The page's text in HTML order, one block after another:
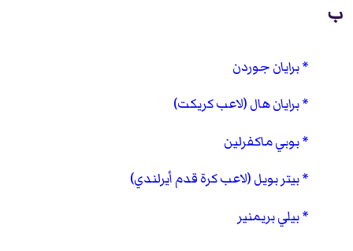
ب
برايان جوردن
برايان هال (لاعب كريكت)
بوبي ماكفرلين
بيتر بويل (لاعب كرة قدم أيرلندي)
بيلي بريمنير